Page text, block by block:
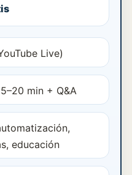
Live)
min + Q&A
educación